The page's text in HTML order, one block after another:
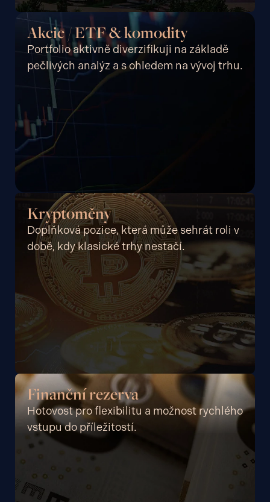
Akcie / ETF & komodity
Portfolio aktivně diverzifikuji na základě
pečlivých analýz a s ohledem na vývoj trhu.
Kryptoměny
Doplňková pozice, která může sehrát roli v
době, kdy klasické trhy nestačí.
Finanční rezerva
Hotovost pro flexibilitu a možnost rychlého
vstupu do příležitostí.